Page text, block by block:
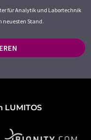
für Analytik und Labortechnik
neuesten Stand.
LUMITOS